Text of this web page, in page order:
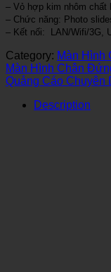
– Vỏ hợp kim nhôm chất
– Chức năng: Photo
– Kết nối: LAN/Wifi/3G,
Category: Màn Hình
Màn Hình Chân
Quảng Cáo Chuyên
Description